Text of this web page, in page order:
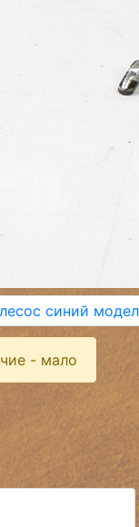
- мало